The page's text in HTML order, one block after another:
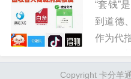
“套钱”
到道德
作为代
个角度
Copyright 卡分羊